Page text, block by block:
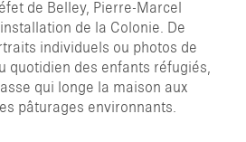
de Belley, Pierre-Marcel
de la Colonie. De
individuels ou photos de
quotidien des enfants réfugiés,
qui longe la maison aux
pâturages environnants.